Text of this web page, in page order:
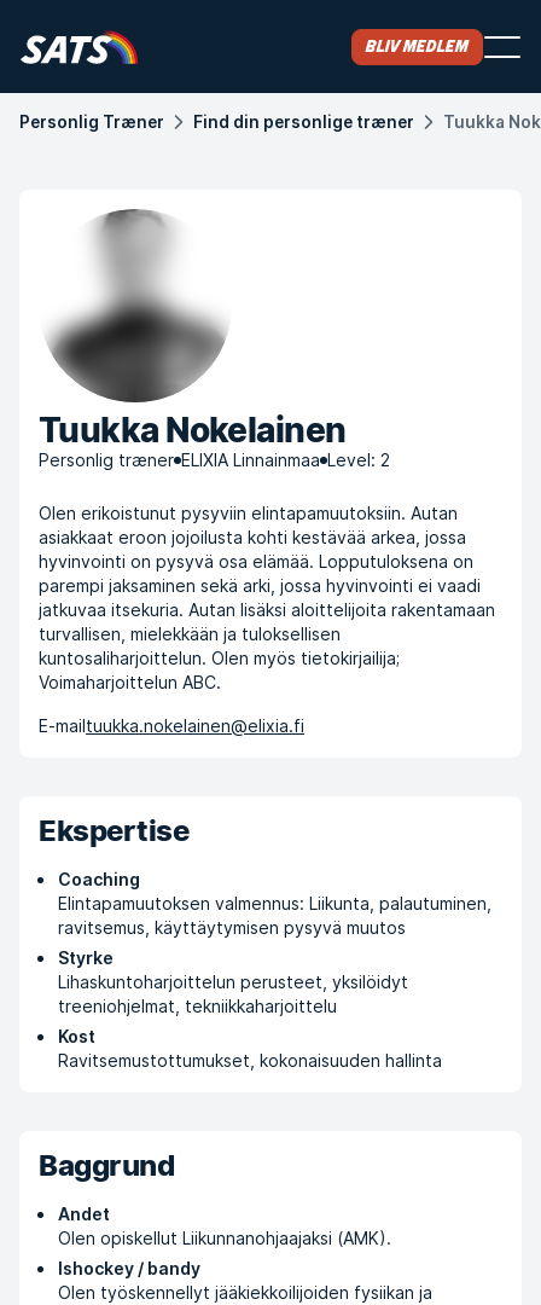
Bliv medlem
Personlig Træner Find din personlige træner Tuukka
Tuukka Nokelainen
Personlig træner ELIXIA Linnainmaa Level: 2
Olen erikoistunut pysyviin elintapamuutoksiin. Autan
asiakkaat eroon jojoilusta kohti kestävää arkea, jossa
hyvinvointi on pysyvä osa elämää. Lopputuloksena on
parempi jaksaminen sekä arki, jossa hyvinvointi ei vaadi
jatkuvaa itsekuria. Autan lisäksi aloittelijoita rakentamaan
turvallisen, mielekkään ja tuloksellisen
kuntosaliharjoittelun. Olen myös tietokirjailija;
Voimaharjoittelun ABC.
E-mailtuukka.nokelainen@elixia.fi
Ekspertise
Coaching
Elintapamuutoksen valmennus: Liikunta, palautuminen,
ravitsemus, käyttäytymisen pysyvä muutos
Styrke
Lihaskuntoharjoittelun perusteet, yksilöidyt
treeniohjelmat, tekniikkaharjoittelu
Kost
Ravitsemustottumukset, kokonaisuuden hallinta
Baggrund
Andet
Olen opiskellut Liikunnanohjaajaksi (AMK).
Ishockey / bandy
Olen työskennellyt jääkiekkoilijoiden fysiikan ja